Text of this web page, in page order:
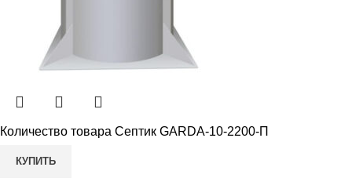
Количество товара Септик GARDA-10-2200-П
КУПИТЬ